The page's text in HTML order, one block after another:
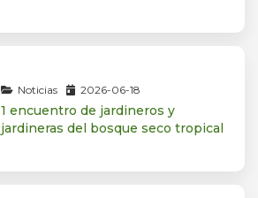
Noticias 2026-06-18
1 encuentro de jardineros y
jardineras del bosque seco tropical